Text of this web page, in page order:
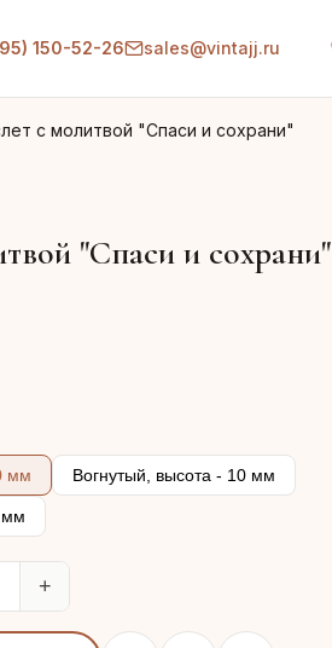
150-52-26 sales@vintajj.ru
с молитвой "Спаси и сохрани"
"Спаси и сохрани"
мм Вогнутый, высота - 10 мм
мм
+